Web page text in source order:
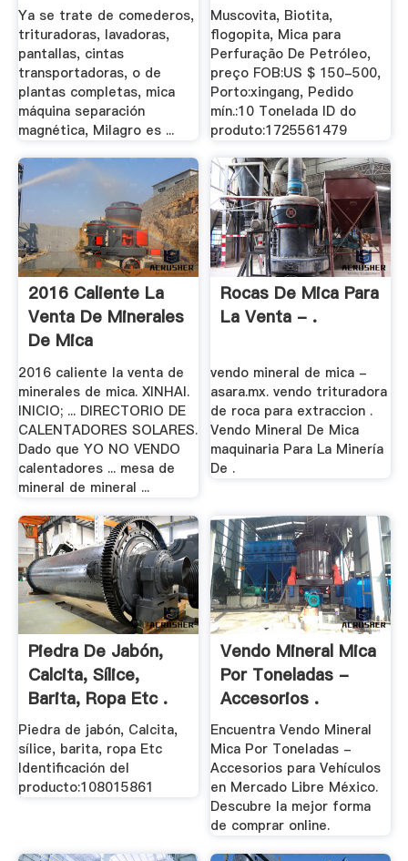
Ya se trate de comederos,
trituradoras, lavadoras,
pantallas, cintas
transportadoras, o de
plantas completas, mica
máquina separación
magnética, Milagro es ...
Muscovita, Biotita,
flogopita, Mica para
Perfuração De Petróleo,
preço FOB:US $ 150-500,
Porto:xingang, Pedido
mín.:10 Tonelada ID do
produto:1725561479
2016 Caliente La
Venta De Minerales
De Mica
2016 caliente la venta de
minerales de mica. XINHAI.
INICIO; ... DIRECTORIO DE
CALENTADORES SOLARES.
Dado que YO NO VENDO
calentadores ... mesa de
mineral de mineral ...
Rocas De Mica Para
La Venta - .
vendo mineral de mica -
asara.mx. vendo trituradora
de roca para extraccion .
Vendo Mineral De Mica
maquinaria Para La Minería
De .
Piedra De Jabón,
Calcita, Sílice,
Barita, Ropa Etc .
Piedra de jabón, Calcita,
sílice, barita, ropa Etc
Identificación del
producto:108015861
Vendo Mineral Mica
Por Toneladas -
Accesorios .
Encuentra Vendo Mineral
Mica Por Toneladas -
Accesorios para Vehículos
en Mercado Libre México.
Descubre la mejor forma
de comprar online.